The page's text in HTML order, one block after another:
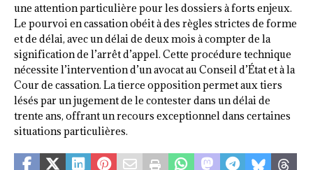
une attention particulière pour les dossiers à forts enjeux.
Le pourvoi en cassation obéit à des règles strictes de forme
et de délai, avec un délai de deux mois à compter de la
signification de l’arrêt d’appel. Cette procédure technique
nécessite l’intervention d’un avocat au Conseil d’État et à la
Cour de cassation. La tierce opposition permet aux tiers
lésés par un jugement de le contester dans un délai de
trente ans, offrant un recours exceptionnel dans certaines
situations particulières.